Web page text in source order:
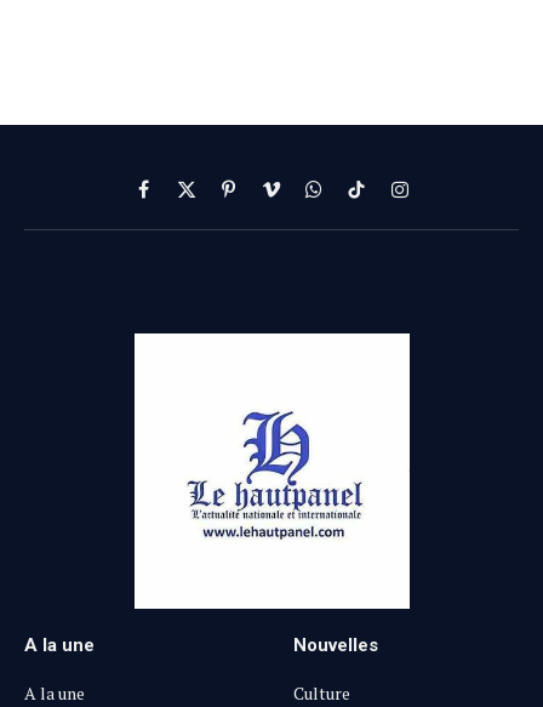
Facebook
X
(Twitter)
PinterestVimeoWhatsApp
TikTokInstagram
A la une
A la une
Nouvelles
Culture